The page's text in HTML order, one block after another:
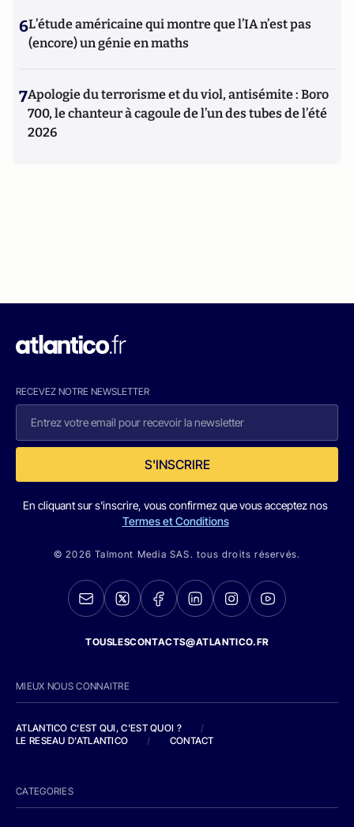
6L’étude américaine qui montre que l’IA n’est pas
(encore) un génie en maths
7Apologie du terrorisme et du viol, antisémite : Boro
700, le chanteur à cagoule de l’un des tubes de l’été
2026
RECEVEZ NOTRE NEWSLETTER
S'INSCRIRE
En cliquant sur s'inscrire, vous confirmez que vous acceptez nos
Termes et Conditions
© 2026 Talmont Media SAS. tous droits réservés.
TOUSLESCONTACTS@ATLANTICO.FR
MIEUX NOUS CONNAITRE
ATLANTICO C'EST QUI, C'EST QUOI ?
/
LE RESEAU D'ATLANTICO
/ CONTACT
CATEGORIES